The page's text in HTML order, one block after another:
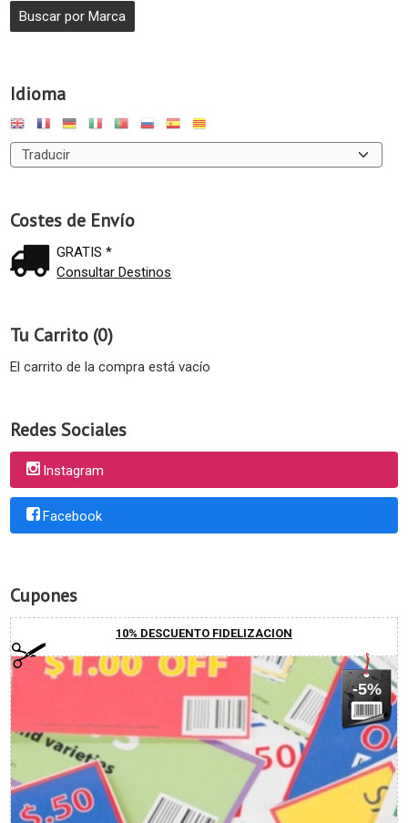
Idioma
Costes de Envío
GRATIS *
Consultar Destinos
Tu Carrito (0)
El carrito de la compra está vacío
Redes Sociales
Instagram
Facebook
Cupones
10% DESCUENTO FIDELIZACION
-5%